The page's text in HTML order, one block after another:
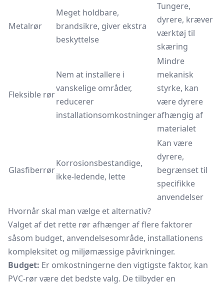
Metalrør
Meget holdbare,
brandsikre, giver ekstra
beskyttelse
Tungere,
dyrere, kræver
værktøj til
skæring
Fleksible rør
Nem at installere i
vanskelige områder,
reducerer
installationsomkostninger
Mindre
mekanisk
styrke, kan
være dyrere
afhængig af
materialet
Glasfiberrør
Korrosionsbestandige,
ikke-ledende, lette
Kan være
dyrere,
begrænset til
specifikke
anvendelser
Hvornår skal man vælge et alternativ?
Valget af det rette rør afhænger af flere faktorer
såsom budget, anvendelsesområde, installationens
kompleksitet og miljømæssige påvirkninger.
Budget: Er omkostningerne den vigtigste faktor, kan
PVC-rør være det bedste valg. De tilbyder en